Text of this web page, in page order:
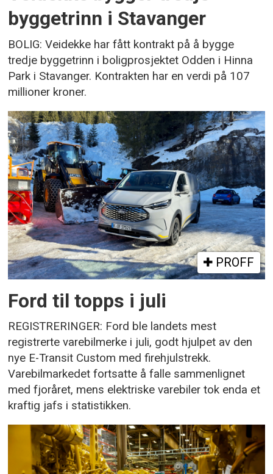
byggetrinn i Stavanger
BOLIG: Veidekke har fått kontrakt på å bygge
tredje byggetrinn i boligprosjektet Odden i Hinna
Park i Stavanger. Kontrakten har en verdi på 107
millioner kroner.
PROFF
Ford til topps i juli
REGISTRERINGER: Ford ble landets mest
registrerte varebilmerke i juli, godt hjulpet av den
nye E-Transit Custom med firehjulstrekk.
Varebilmarkedet fortsatte å falle sammenlignet
med fjoråret, mens elektriske varebiler tok enda et
kraftig jafs i statistikken.